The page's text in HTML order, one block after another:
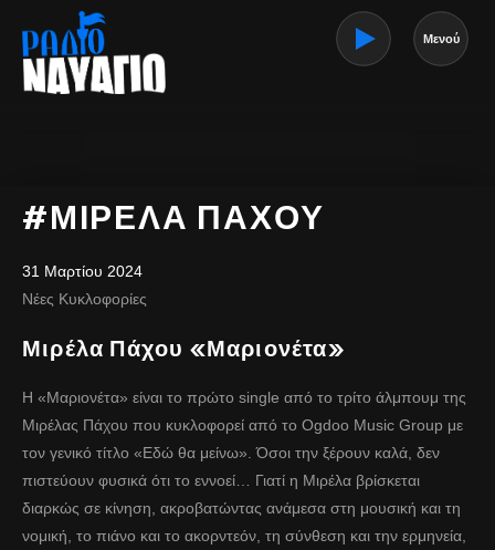
Μενού
#ΜΙΡΕΛΑ ΠΑΧΟΥ
31 Μαρτίου 2024
Νέες Κυκλοφορίες
Μιρέλα Πάχου «Μαριονέτα»
Η «Μαριονέτα» είναι το πρώτο single από το τρίτο άλμπουμ της
Μιρέλας Πάχου που κυκλοφορεί από το Ogdoo Music Group με
τον γενικό τίτλο «Εδώ θα μείνω». Όσοι την ξέρουν καλά, δεν
πιστεύουν φυσικά ότι το εννοεί… Γιατί η Μιρέλα βρίσκεται
διαρκώς σε κίνηση, ακροβατώντας ανάμεσα στη μουσική και τη
νομική, το πιάνο και το ακορντεόν, τη σύνθεση και την ερμηνεία,